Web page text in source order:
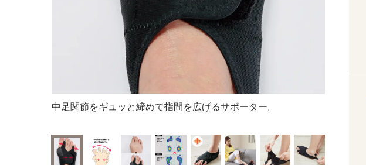
中足関節をギュッと締めて指間を広げるサポーター。